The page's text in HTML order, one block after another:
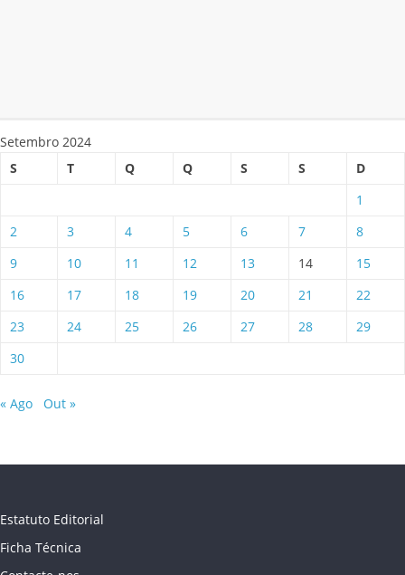
Setembro 2024
S
T Q Q S S
D
1
2
3 4 5 6 7
8
9
10 11 12 13 14
15
16
17 18 19 20 21
22
23
24 25 26 27 28
29
30
« Ago Out »
Estatuto Editorial
Ficha Técnica